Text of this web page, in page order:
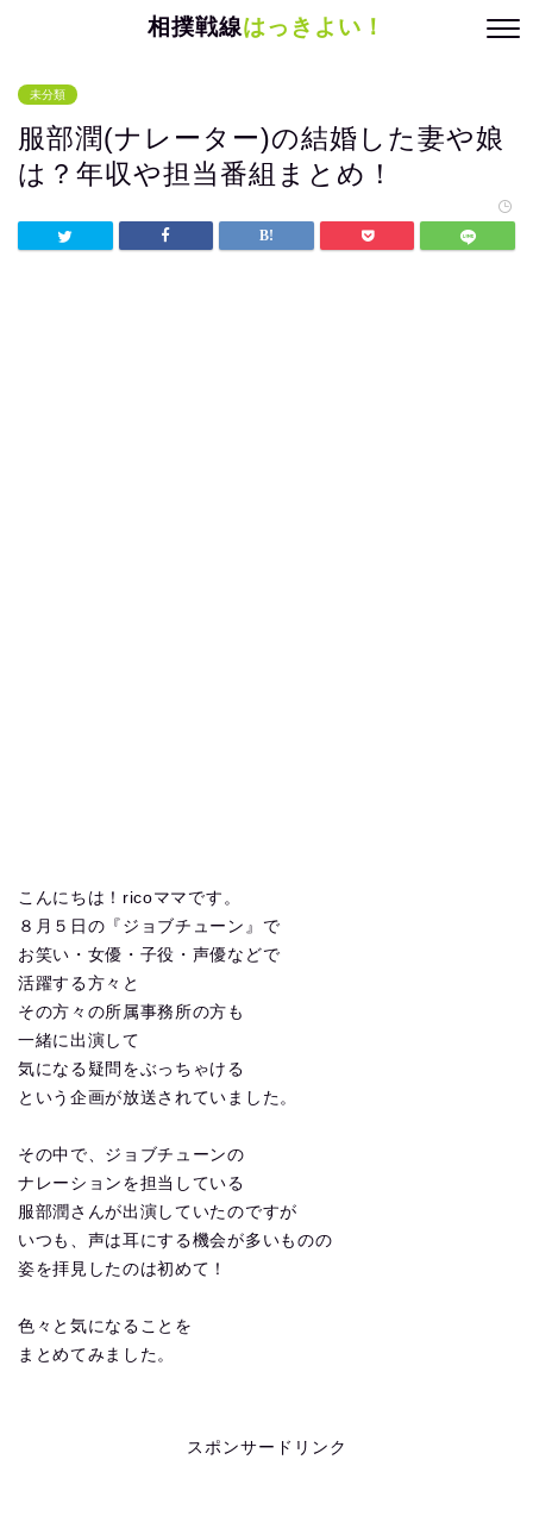
相撲戦線はっきよい！
未分類
服部潤(ナレーター)の結婚した妻や娘
は？年収や担当番組まとめ！
こんにちは！ricoママです。
８月５日の『ジョブチューン』で
お笑い・女優・子役・声優などで
活躍する方々と
その方々の所属事務所の方も
一緒に出演して
気になる疑問をぶっちゃける
という企画が放送されていました。
その中で、ジョブチューンの
ナレーションを担当している
服部潤さんが出演していたのですが
いつも、声は耳にする機会が多いものの
姿を拝見したのは初めて！
色々と気になることを
まとめてみました。
スポンサードリンク